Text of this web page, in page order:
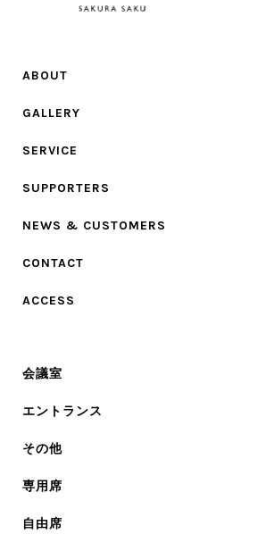
ABOUT
GALLERY
SERVICE
SUPPORTERS
NEWS & CUSTOMERS
CONTACT
ACCESS
会議室
エントランス
その他
専用席
自由席